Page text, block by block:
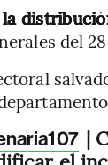
del
|